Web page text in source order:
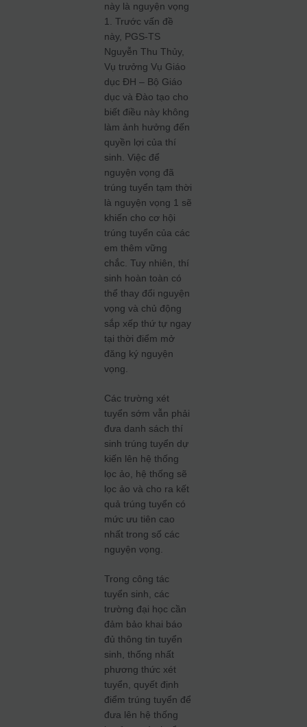
này là nguyện vọng
1. Trước vấn đề
này, PGS-TS
Nguyễn Thu Thủy,
Vụ trưởng Vụ Giáo
dục ĐH – Bộ Giáo
dục và Đào tạo cho
biết điều này không
làm ảnh hưởng đến
quyền lợi của thí
sinh. Việc để
nguyện vọng đã
trúng tuyển tạm thời
là nguyện vọng 1 sẽ
khiến cho cơ hội
trúng tuyển của các
em thêm vững
chắc. Tuy nhiên, thí
sinh hoàn toàn có
thể thay đổi nguyện
vọng và chủ động
sắp xếp thứ tự ngay
tại thời điểm mở
đăng ký nguyện
vọng.
Các trường xét
tuyển sớm vẫn phải
đưa danh sách thí
sinh trúng tuyển dự
kiến lên hệ thống
lọc ảo, hệ thống sẽ
lọc ảo và cho ra kết
quả trúng tuyển có
mức ưu tiên cao
nhất trong số các
nguyện vọng.
Trong công tác
tuyển sinh, các
trường đại học cần
đảm bảo khai báo
đủ thông tin tuyển
sinh, thống nhất
phương thức xét
tuyển, quyết định
điểm trúng tuyển để
đưa lên hệ thống